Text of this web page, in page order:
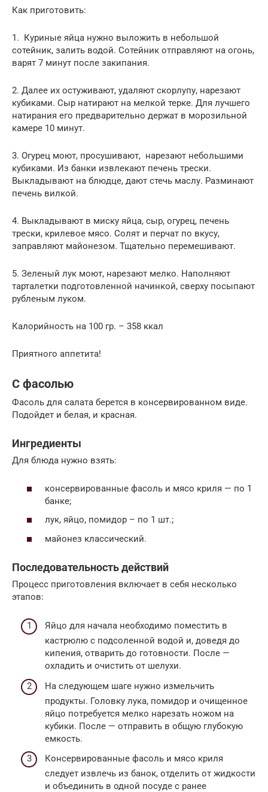
Как приготовить:
1. Куриные яйца нужно выложить в небольшой
сотейник, залить водой. Сотейник отправляют на огонь,
варят 7 минут после закипания.
2. Далее их остуживают, удаляют скорлупу, нарезают
кубиками. Сыр натирают на мелкой терке. Для лучшего
натирания его предварительно держат в морозильной
камере 10 минут.
3. Огурец моют, просушивают, нарезают небольшими
кубиками. Из банки извлекают печень трески.
Выкладывают на блюдце, дают стечь маслу. Разминают
печень вилкой.
4. Выкладывают в миску яйца, сыр, огурец, печень
трески, крилевое мясо. Солят и перчат по вкусу,
заправляют майонезом. Тщательно перемешивают.
5. Зеленый лук моют, нарезают мелко. Наполняют
тарталетки подготовленной начинкой, сверху посыпают
рубленым луком.
Калорийность на 100 гр. – 358 ккал
Приятного аппетита!
С фасолью
Фасоль для салата берется в консервированном виде.
Подойдет и белая, и красная.
Ингредиенты
Для блюда нужно взять:
консервированные фасоль и мясо криля — по 1
банке;
лук, яйцо, помидор – по 1 шт.;
майонез классический.
Последовательность действий
Процесс приготовления включает в себя несколько
этапов:
Яйцо для начала необходимо поместить в
кастрюлю с подсоленной водой и, доведя до
кипения, отварить до готовности. После —
охладить и очистить от шелухи.
На следующем шаге нужно измельчить
продукты. Головку лука, помидор и очищенное
яйцо потребуется мелко нарезать ножом на
кубики. После — отправить в общую глубокую
емкость.
Консервированные фасоль и мясо криля
следует извлечь из банок, отделить от жидкости
и объединить в одной посуде с ранее